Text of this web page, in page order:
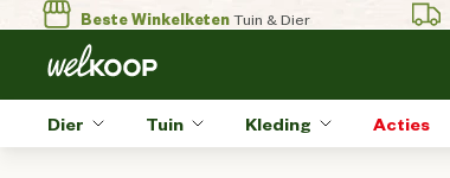
Beste WinkelketenTuin & Dier
Dier Tuin Kleding Acties